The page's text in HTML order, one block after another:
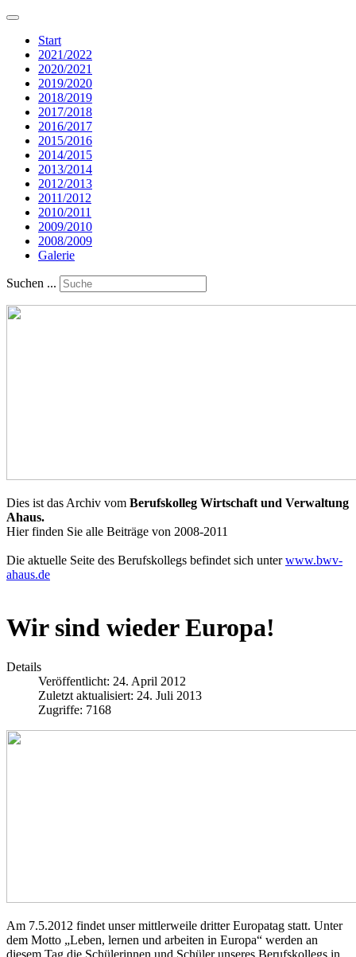
Start
2021/2022
2020/2021
2019/2020
2018/2019
2017/2018
2016/2017
2015/2016
2014/2015
2013/2014
2012/2013
2011/2012
2010/2011
2009/2010
2008/2009
Galerie
Suchen ...
Dies ist das Archiv vom Berufskolleg Wirtschaft und Verwaltung
Ahaus.
Hier finden Sie alle Beiträge von 2008-2011
Die aktuelle Seite des Berufskollegs befindet sich unterwww.bwv-
ahaus.de
Wir sind wieder Europa!
Details
Veröffentlicht: 24. April 2012
Zuletzt aktualisiert: 24. Juli 2013
Zugriffe: 7168
Am 7.5.2012 findet unser mittlerweile dritter Europatag statt. Unter
dem Motto „Leben, lernen und arbeiten in Europa“ werden an
diesem Tag die Schülerinnen und Schüler unseres Berufskollegs in